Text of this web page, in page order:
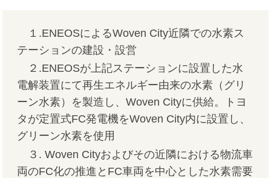
１.ENEOSによるWoven City近隣での水素ス
テーションの建設・設営
２.ENEOSが上記ステーションに設置した水
電解装置にて再生エネルギー由来の水素（グリ
ーン水素）を製造し、Woven Cityに供給。トヨ
タが定置式FC発電機をWoven City内に設置し、
グリーン水素を使用
３. Woven Cityおよびその近隣における物流車
両のFC化の推進とFC車両を中心とした水素需要